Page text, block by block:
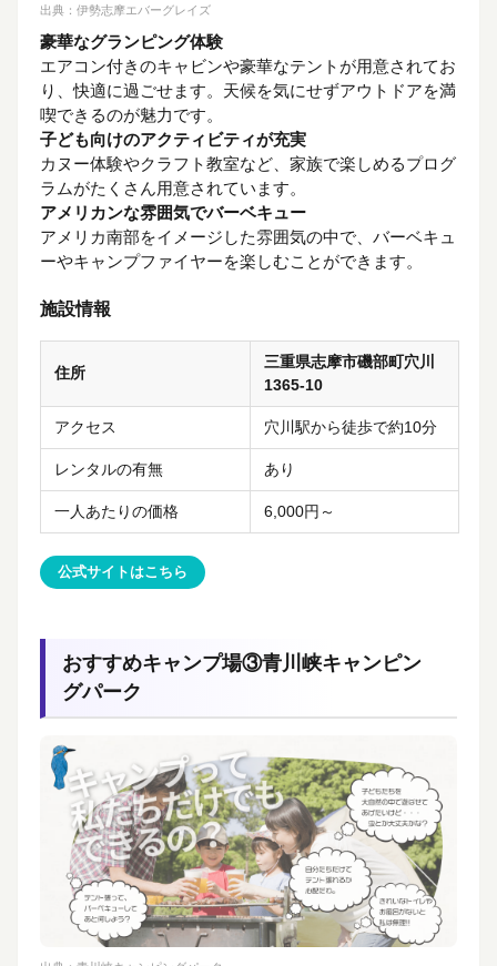
出典： 伊勢志摩エバーグレイズ
豪華なグランピング体験
エアコン付きのキャビンや豪華なテントが用意されてお
り、快適に過ごせます。天候を気にせずアウトドアを満
喫できるのが魅力です。
子ども向けのアクティビティが充実
カヌー体験やクラフト教室など、家族で楽しめるプログ
ラムがたくさん用意されています。
アメリカンな雰囲気でバーベキュー
アメリカ南部をイメージした雰囲気の中で、バーベキュ
ーやキャンプファイヤーを楽しむことができます。
施設情報
住所
三重県志摩市磯部町穴川
1365-10
アクセス 穴川駅から徒歩で約10分
レンタルの有無 あり
一人あたりの価格 6,000円～
公式サイトはこちら
おすすめキャンプ場③青川峡キャンピン
グパーク